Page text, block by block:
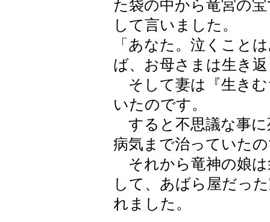
た袋の中から竜宮の
して言いました。
「あなた。泣くこと
ば、お母さまは生き
そして妻は『生きむ
いたのです。
すると不思議な事に
病気まで治っていた
それから竜神の娘は
して、あばら屋だっ
れました。